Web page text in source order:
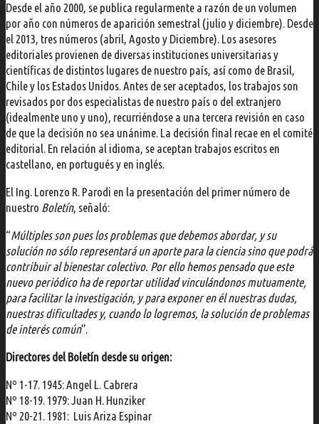
Desde el año 2000, se publica regularmente a razón de un volumen
por año con números de aparición semestral (julio y diciembre). Desde
el 2013, tres números (abril, Agosto y Diciembre). Los asesores
editoriales provienen de diversas instituciones universitarias y
científicas de distintos lugares de nuestro país, así como de Brasil,
Chile y los Estados Unidos. Antes de ser aceptados, los trabajos son
revisados por dos especialistas de nuestro país o del extranjero
(idealmente uno y uno), recurriéndose a una tercera revisión en caso
de que la decisión no sea unánime. La decisión final recae en el comité
editorial. En relación al idioma, se aceptan trabajos escritos en
castellano, en portugués y en inglés.
El Ing. Lorenzo R. Parodi en la presentación del primer número de
nuestro Boletín, señaló:
“Múltiples son pues los problemas que debemos abordar, y su
solución no sólo representará un aporte para la ciencia sino que podrá
contribuir al bienestar colectivo. Por ello hemos pensado que este
nuevo periódico ha de reportar utilidad vinculándonos mutuamente,
para facilitar la investigación, y para exponer en él nuestras dudas,
nuestras dificultades y, cuando lo logremos, la solución de problemas
de interés común”.
Directores del Boletín desde su origen:
Nº 1-17. 1945: Angel L. Cabrera
Nº 18-19. 1979: Juan H. Hunziker
Nº 20-21. 1981: Luis Ariza Espinar